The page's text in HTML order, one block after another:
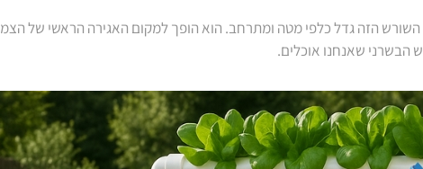
השורש הזה גדל כלפי מטה ומתרחב. הוא הופך למקום האגירה הראשי של
הבשרני שאנחנו אוכלים.